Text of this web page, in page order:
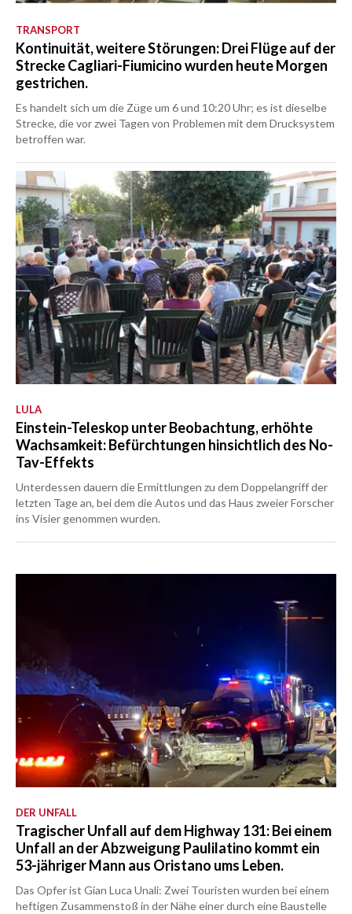
TRANSPORT
Kontinuität, weitere Störungen: Drei Flüge auf der
Strecke Cagliari-Fiumicino wurden heute Morgen
gestrichen.
Es handelt sich um die Züge um 6 und 10:20 Uhr; es ist dieselbe
Strecke, die vor zwei Tagen von Problemen mit dem Drucksystem
betroffen war.
LULA
Einstein-Teleskop unter Beobachtung, erhöhte
Wachsamkeit: Befürchtungen hinsichtlich des No-
Tav-Effekts
Unterdessen dauern die Ermittlungen zu dem Doppelangriff der
letzten Tage an, bei dem die Autos und das Haus zweier Forscher
ins Visier genommen wurden.
DER UNFALL
Tragischer Unfall auf dem Highway 131: Bei einem
Unfall an der Abzweigung Paulilatino kommt ein
53-jähriger Mann aus Oristano ums Leben.
Das Opfer ist Gian Luca Unali: Zwei Touristen wurden bei einem
heftigen Zusammenstoß in der Nähe einer durch eine Baustelle